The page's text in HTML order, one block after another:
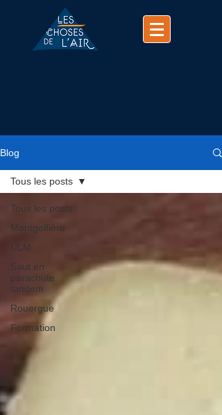
Blog
Tous les posts
Montgolfière
ULM
Saut en
parachute
tandem
Rouergue
Formation
Tous les posts